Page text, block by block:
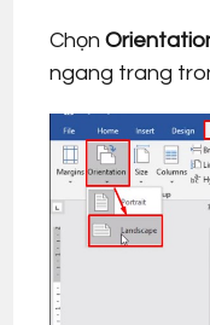
Chọn
ngang trang